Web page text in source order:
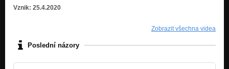
Vznik: 25.4.2020
Zobrazit všechna videa
Poslední názory